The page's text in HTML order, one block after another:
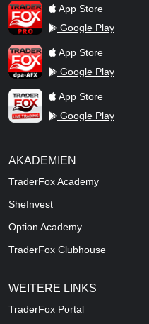
TraderFox ProApp Store
Google Play
TraderFox dpa-AFX ProFeed
App Store
Google Play
TraderFox Live Trading
App Store
Google Play
AKADEMIEN
TraderFox Academy
SheInvest
Option Academy
TraderFox Clubhouse
WEITERE LINKS
TraderFox Portal